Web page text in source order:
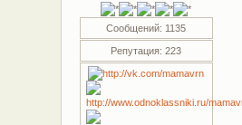
Сообщений: 1135
Репутация: 223